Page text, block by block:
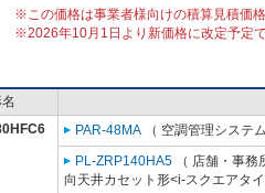
※この価格は事業者様向けの積算見積価
※2026年10月1日より新価格に改定予定
PAR-48MA （ 空調管理システ
PL-ZRP140HA5 （ 店舗・事
向天井カセット形<i-スクエアタ